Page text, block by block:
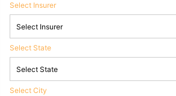
Select Insurer
Select State
Select City